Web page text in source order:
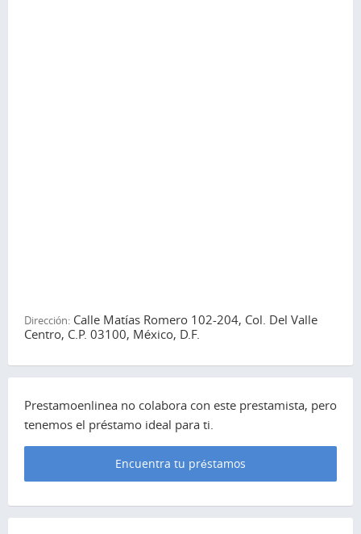
Dirección: Calle Matías Romero 102-204, Col. Del Valle
Centro, C.P. 03100, México, D.F.
Prestamoenlinea no colabora con este prestamista, pero
tenemos el préstamo ideal para ti.
Encuentra tu préstamos